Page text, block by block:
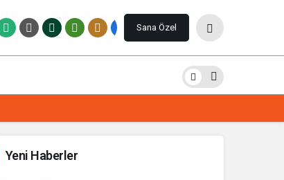
Sana Özel
Yorum Yap Paylaş
Yeni Haberler
7 gün önce